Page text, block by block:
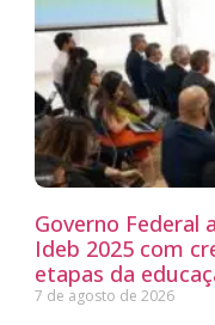
Governo Federal
Ideb 2025 com
etapas da
7 de agosto de 2026